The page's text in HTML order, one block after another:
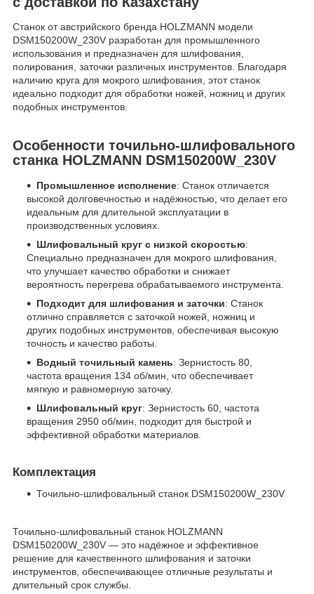
Станок от австрийского бренда HOLZMANN модели
DSM150200W_230V разработан для промышленного
использования и предназначен для шлифования,
полирования, заточки различных инструментов. Благодаря
наличию круга для мокрого шлифования, этот станок
идеально подходит для обработки ножей, ножниц и других
подобных инструментов.
Особенности точильно-шлифовального
станка HOLZMANN DSM150200W_230V
Промышленное исполнение: Станок отличается
высокой долговечностью и надёжностью, что делает его
идеальным для длительной эксплуатации в
производственных условиях.
Шлифовальный круг с низкой скоростью:
Специально предназначен для мокрого шлифования,
что улучшает качество обработки и снижает
вероятность перегрева обрабатываемого инструмента.
Подходит для шлифования и заточки: Станок
отлично справляется с заточкой ножей, ножниц и
других подобных инструментов, обеспечивая высокую
точность и качество работы.
Водный точильный камень: Зернистость 80,
частота вращения 134 об/мин, что обеспечивает
мягкую и равномерную заточку.
Шлифовальный круг: Зернистость 60, частота
вращения 2950 об/мин, подходит для быстрой и
эффективной обработки материалов.
Комплектация
Точильно-шлифовальный станок DSM150200W_230V
Точильно-шлифовальный станок HOLZMANN
DSM150200W_230V — это надёжное и эффективное
решение для качественного шлифования и заточки
инструментов, обеспечивающее отличные результаты и
длительный срок службы.